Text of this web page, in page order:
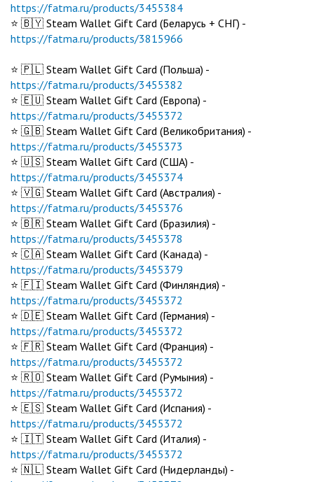
https://fatma.ru/products/3455384
⭐️ 🇧🇾 Steam Wallet Gift Card (Беларусь + СНГ) -
https://fatma.ru/products/3815966
⭐️ 🇵🇱 Steam Wallet Gift Card (Польша) -
https://fatma.ru/products/3455382
⭐️ 🇪🇺 Steam Wallet Gift Card (Европа) -
https://fatma.ru/products/3455372
⭐️ 🇬🇧 Steam Wallet Gift Card (Великобритания) -
https://fatma.ru/products/3455373
⭐️ 🇺🇸 Steam Wallet Gift Card (США) -
https://fatma.ru/products/3455374
⭐️ 🇻🇬 Steam Wallet Gift Card (Австралия) -
https://fatma.ru/products/3455376
⭐️ 🇧🇷 Steam Wallet Gift Card (Бразилия) -
https://fatma.ru/products/3455378
⭐️ 🇨🇦 Steam Wallet Gift Card (Канада) -
https://fatma.ru/products/3455379
⭐️ 🇫🇮 Steam Wallet Gift Card (Финляндия) -
https://fatma.ru/products/3455372
⭐️ 🇩🇪 Steam Wallet Gift Card (Германия) -
https://fatma.ru/products/3455372
⭐️ 🇫🇷 Steam Wallet Gift Card (Франция) -
https://fatma.ru/products/3455372
⭐️ 🇷🇴 Steam Wallet Gift Card (Румыния) -
https://fatma.ru/products/3455372
⭐️ 🇪🇸 Steam Wallet Gift Card (Испания) -
https://fatma.ru/products/3455372
⭐️ 🇮🇹 Steam Wallet Gift Card (Италия) -
https://fatma.ru/products/3455372
⭐️ 🇳🇱 Steam Wallet Gift Card (Нидерланды) -